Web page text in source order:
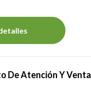
De Atención Y Venta